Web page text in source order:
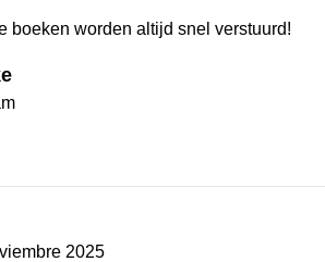
boeken worden altijd snel verstuurd!
2025